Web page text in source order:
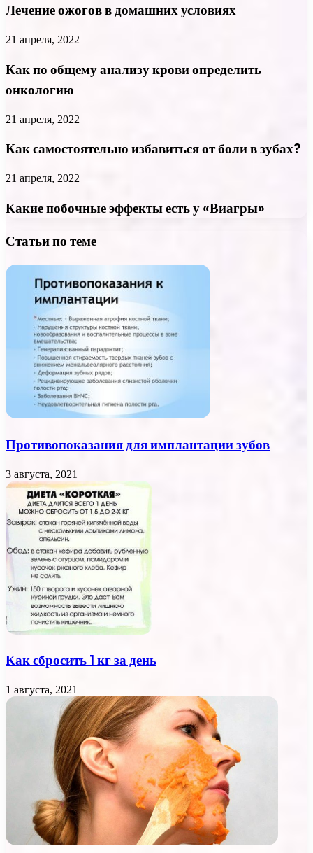
Лечение ожогов в домашних условиях
21 апреля, 2022
Как по общему анализу крови определить
онкологию
21 апреля, 2022
Как самостоятельно избавиться от боли в зубах?
21 апреля, 2022
Какие побочные эффекты есть у «Виагры»
Статьи по теме
Противопоказания для имплантации зубов
3 августа, 2021
Как сбросить 1 кг за день
1 августа, 2021